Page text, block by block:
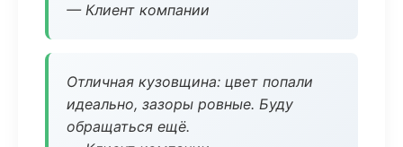
— Клиент компании
Отличная кузовщина: цвет попали
идеально, зазоры ровные. Буду
обращаться ещё.